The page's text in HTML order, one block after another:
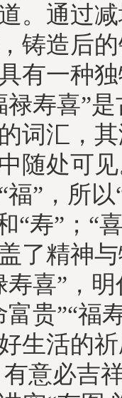
。通过
铸造后
有一种
禄寿喜”
词汇，
随处可
福”，所
“寿”；“
了精神
寿喜”，
富贵”“福
生活
必吉